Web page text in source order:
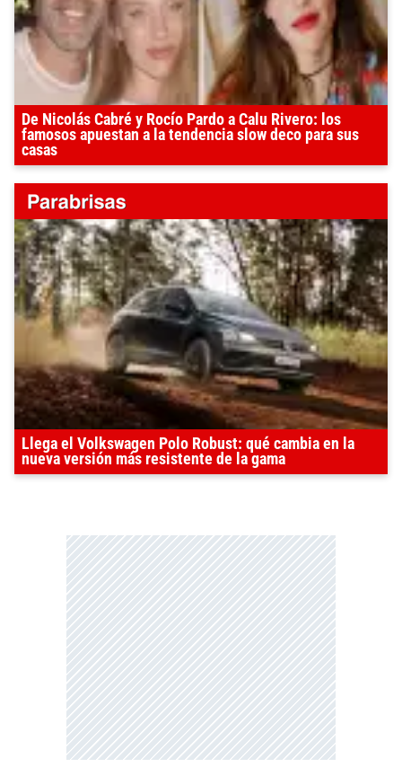
De Nicolás Cabré y Rocío Pardo a Calu Rivero: los
famosos apuestan a la tendencia slow deco para sus
casas
Llega el Volkswagen Polo Robust: qué cambia en la
nueva versión más resistente de la gama